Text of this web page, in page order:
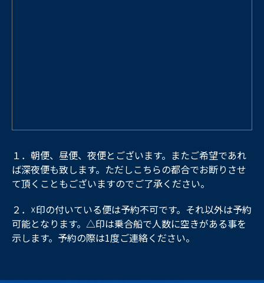
１．朝便、昼便、夜便とございます。またご希望であれ
ば深夜便も致します。ただしこちらの都合でお断りさせ
て頂くこともございますのでご了承ください。
２．☓印の付いている便は予約不可です。それ以外は予約
可能となります。△印は乗合船で人数に空きがある事を
示します。予約の際は1度ご連絡ください。